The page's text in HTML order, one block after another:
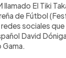
llamado El Tiki
de Fútbol
sociales que
David